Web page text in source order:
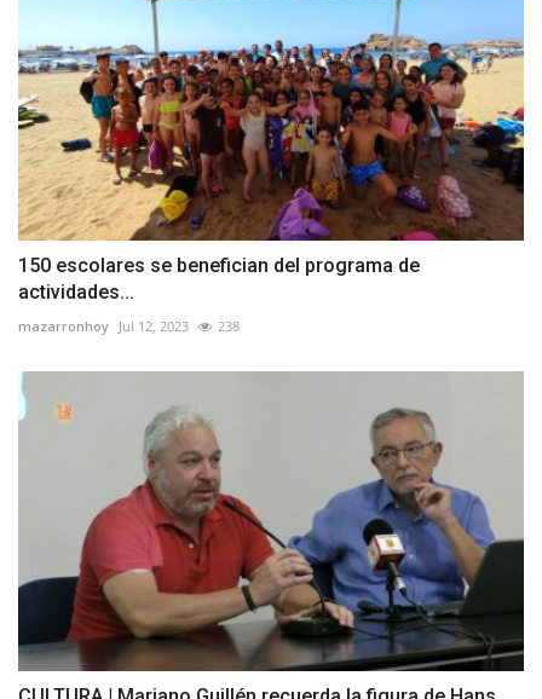
150 escolares se benefician del programa de
actividades...
mazarronhoy Jul 12, 2023 238